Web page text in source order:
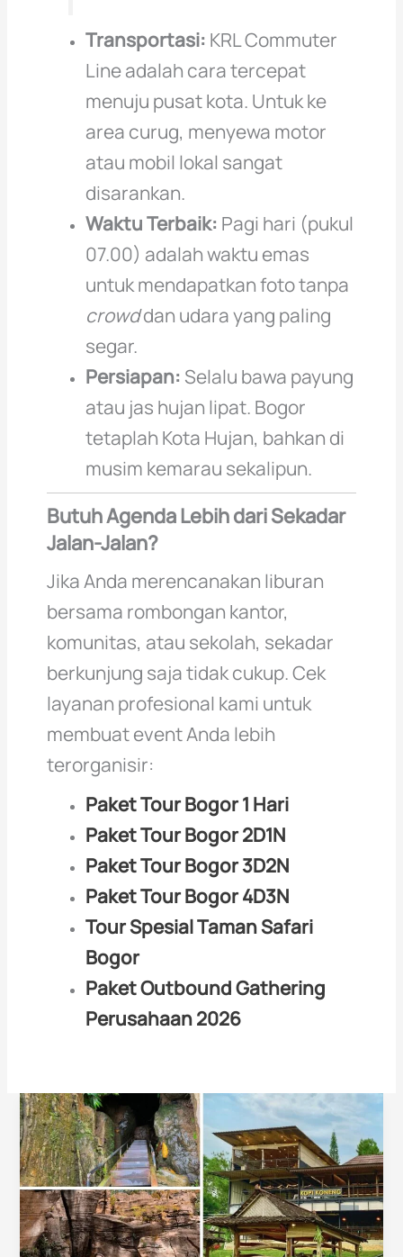
Transportasi: KRL Commuter
Line adalah cara tercepat
menuju pusat kota. Untuk ke
area curug, menyewa motor
atau mobil lokal sangat
disarankan.
Waktu Terbaik: Pagi hari (pukul
07.00) adalah waktu emas
untuk mendapatkan foto tanpa
crowddan udara yang paling
segar.
Persiapan: Selalu bawa payung
atau jas hujan lipat. Bogor
tetaplah Kota Hujan, bahkan di
musim kemarau sekalipun.
Butuh Agenda Lebih dari Sekadar
Jalan-Jalan?
Jika Anda merencanakan liburan
bersama rombongan kantor,
komunitas, atau sekolah, sekadar
berkunjung saja tidak cukup. Cek
layanan profesional kami untuk
membuat event Anda lebih
terorganisir:
Paket Tour Bogor 1 Hari
Paket Tour Bogor 2D1N
Paket Tour Bogor 3D2N
Paket Tour Bogor 4D3N
Tour Spesial Taman Safari
Bogor
Paket Outbound Gathering
Perusahaan 2026
Bojong
Koneng
2026:
Jalur
Trekking
Sentul
yang
Paling